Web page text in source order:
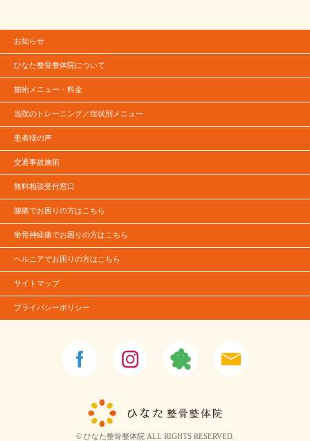
お知らせ
ひなた整骨整体院について
施術メニュー・料金
当院のトレーニング／症状別メニュー
患者様の声
交通事故施術
無料相談受付窓口
腰痛でお困りの方はこちら
坐骨神経痛でお困りの方はこちら
ヘルニアでお困りの方はこちら
サイトマップ
プライバシーポリシー
© ひなた整骨整体院 ALL RIGHTS RESERVED.